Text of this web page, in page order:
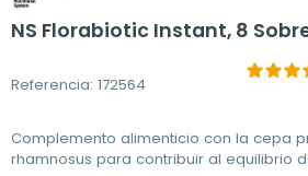
NS Florabiotic Instant, 8
Referencia: 172564
Complemento alimenticio con la cepa
rhamnosus para contribuir al equilibrio